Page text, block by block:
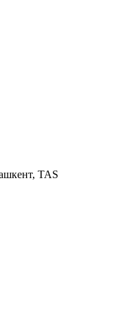
TAS